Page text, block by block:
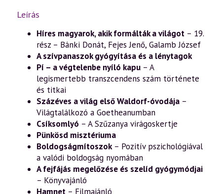
Leírás
Híres magyarok, akik formálták a világot – 19.
rész – Bánki Donát, Fejes Jenő, Galamb József
A szívpanaszok gyógyítása és a lénytagok
Pí – a végtelenbe nyíló kapu – A
legismertebb transzcendens szám története
és titkai
Százéves a világ első Waldorf-óvodája –
Világtalálkozó a Goetheanumban
Csíksomlyó – A Szűzanya virágoskertje
Pünkösd misztériuma
Boldogságmítoszok– Pozitív pszichológiával
a valódi boldogság nyomában
A fejfájás megelőzése és szelíd gyógymódjai
– Könyvajánló
Hamnet – Filmajánló